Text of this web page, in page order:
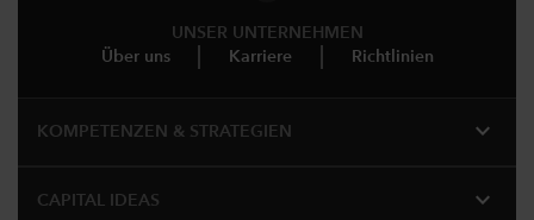
UNSER UNTERNEHMEN
Über uns
Karriere Richtlinien
KOMPETENZEN & STRATEGIEN expand_more
CAPITAL IDEAS expand_more